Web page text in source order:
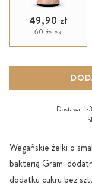
Wegańskie żelki o
bakterią Gram-
dodatku cukru bez
49,90 zł
60 żelek
Dostawa: 1-